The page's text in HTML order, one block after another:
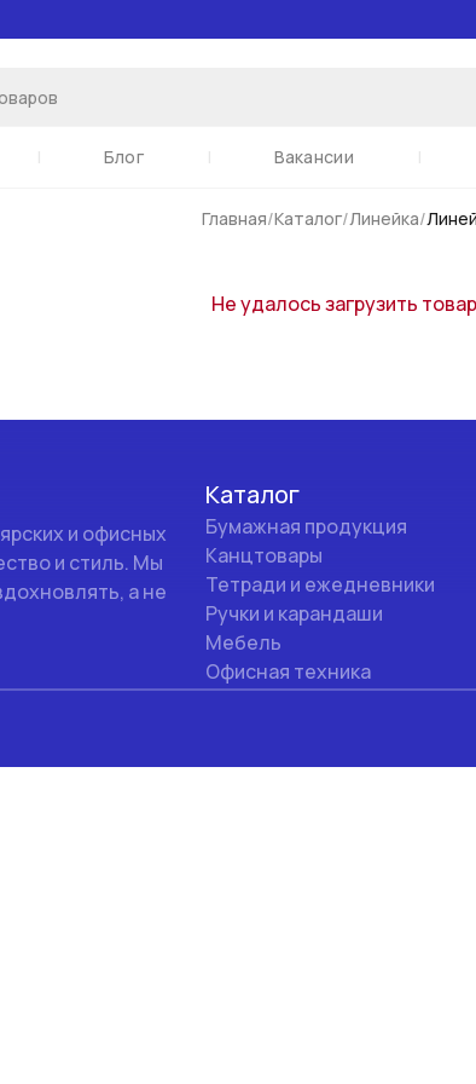
или артикулу
| Блог | Вакансии |
Главная/Каталог/Линейка/
Не удалось загрузить
и офисных
и стиль. Мы
а не
Каталог
Бумажная продукция
Канцтовары
Тетради и ежедневники
Ручки и карандаши
Мебель
Офисная техника